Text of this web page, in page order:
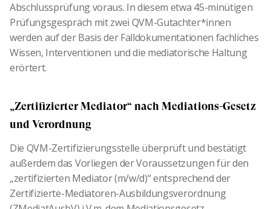
Abschlussprüfung voraus. In diesem etwa 45-minütigen
Prüfungsgespräch mit zwei QVM-Gutachter*innen
werden auf der Basis der Falldokumentationen fachliches
Wissen, Interventionen und die mediatorische Haltung
erörtert.
„Zertifizierter Mediator“ nach Mediations-Gesetz
und Verordnung
Die QVM-Zertifizierungsstelle überprüft und bestätigt
außerdem das Vorliegen der Voraussetzungen für den
„zertifizierten Mediator (m/w/d)“ entsprechend der
Zertifizierte-Mediatoren-Ausbildungsverordnung